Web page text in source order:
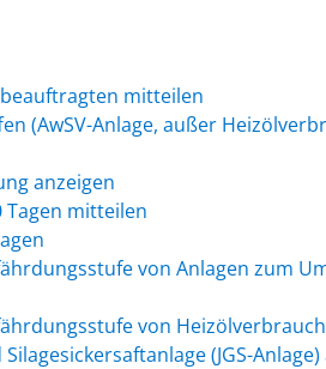
mitteilen
(AwSV-Anlage, außer
anzeigen
mitteilen
von Anlagen zum
von
(JGS-Anlage)